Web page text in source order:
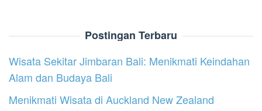
Postingan Terbaru
Wisata Sekitar Jimbaran Bali: Menikmati Keindahan
Alam dan Budaya Bali
Menikmati Wisata di Auckland New Zealand